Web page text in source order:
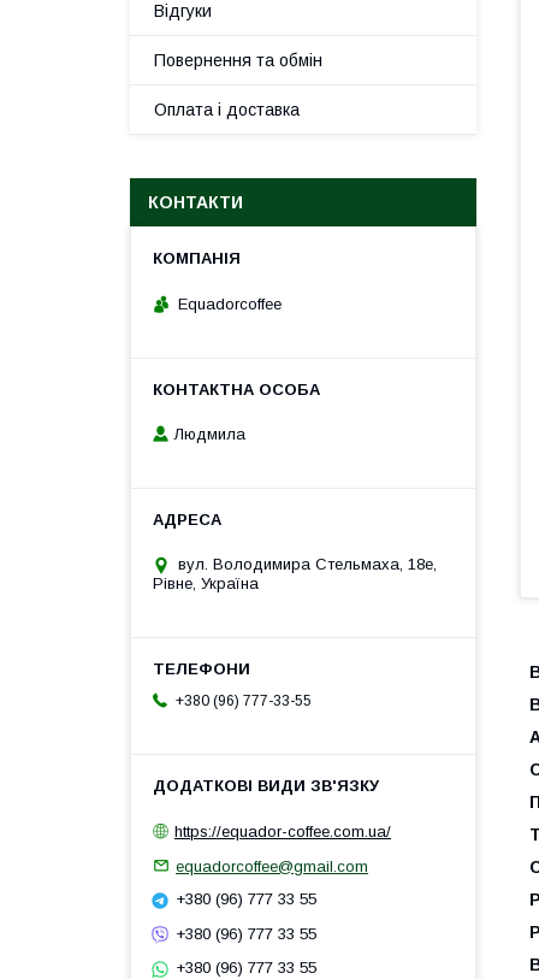
Відгуки
Повернення та обмін
Оплата і доставка
КОНТАКТИ
Equadorcoffee
Людмила
вул. Володимира Стельмаха, 18е,
Рівне, Україна
+380 (96) 777-33-55
https://equador-coffee.com.ua/
equadorcoffee@gmail.com
+380 (96) 777 33 55
+380 (96) 777 33 55
+380 (96) 777 33 55